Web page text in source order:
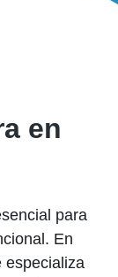
en
para
En
especializa